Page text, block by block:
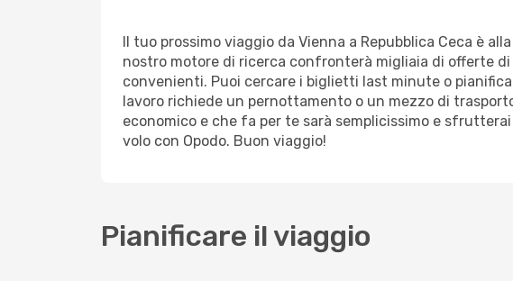
Il tuo prossimo viaggio da Vienna a Repubblica Ceca è
nostro motore di ricerca confronterà migliaia di offerte
convenienti. Puoi cercare i biglietti last minute o
lavoro richiede un pernottamento o un mezzo di
economico e che fa per te sarà semplicissimo e
volo con Opodo. Buon viaggio!
Pianificare il viaggio